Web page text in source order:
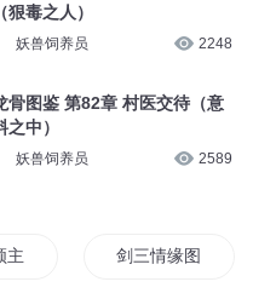
（狠毒之人）
妖兽饲养员 2248
骨图鉴 第82章 村医交待（意
之中）
妖兽饲养员 2589
主 剑三情缘图鉴